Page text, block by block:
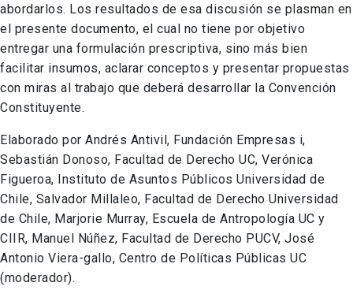
abordarlos. Los resultados de esa discusión se plasman en
el presente documento, el cual no tiene por objetivo
entregar una formulación prescriptiva, sino más bien
facilitar insumos, aclarar conceptos y presentar propuestas
con miras al trabajo que deberá desarrollar la Convención
Constituyente.
Elaborado por Andrés Antivil, Fundación Empresas i,
Sebastián Donoso, Facultad de Derecho UC, Verónica
Figueroa, Instituto de Asuntos Públicos Universidad de
Chile, Salvador Millaleo, Facultad de Derecho Universidad
de Chile, Marjorie Murray, Escuela de Antropología UC y
CIIR, Manuel Núñez, Facultad de Derecho PUCV, José
Antonio Viera-gallo, Centro de Políticas Públicas UC
(moderador).